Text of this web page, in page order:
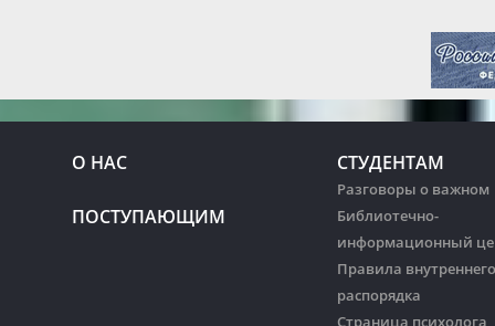
О НАС
ПОСТУПАЮЩИМ
СТУДЕНТАМ
Разговоры о важном
Библиотечно-
информационный
Правила внутреннего
распорядка